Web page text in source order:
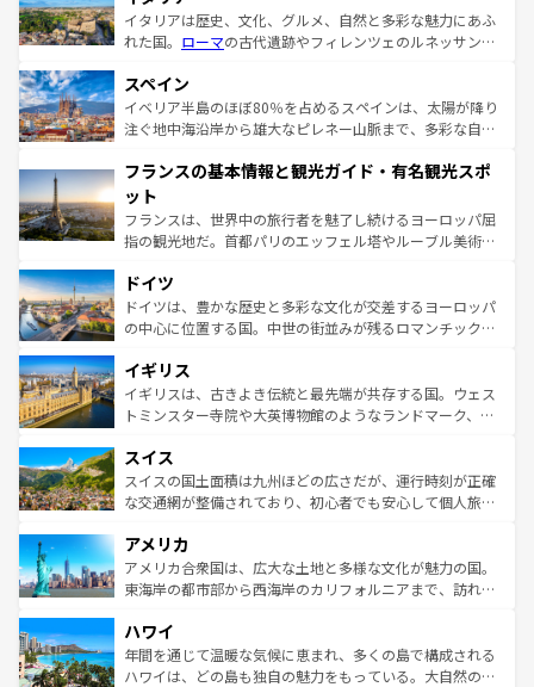
イタリアは歴史、文化、グルメ、自然と多彩な魅力にあふ
れた国。 ローマの古代遺跡やフィレンツェのルネッサンス
ろん、トスカーナの美しい田園風景やアマルフィ海岸の絶
景など、自然景観も見逃せない。観光の合間には、本場の
ピザやパスタなど、絶品のイタリア料理を堪能することも
ませてくれるイタリアで、忘れられない旅をしてみよう！
なお、新着のイタリア情報は
しい。
スペイン
イベリア半島のほぼ80％を占めるスペインは、太陽が降り
注ぐ地中海沿岸から雄大なピレネー山脈まで、多彩な自然
文化が根付くこの国では、情熱的なフラメンコ、熱気あふ
れる闘牛、そして美味しいタパスが生活の一部となってい
る。首都マドリードの洗練された雰囲気や、バルセロナの
アートに溢れた街角から、地方では古代ローマ遺跡や中世
せる。地方によって風土や気候が異なるスペインはその個
性で訪れる人を魅了する。 なお、新着のスペイン情報は コ
ンテンツ一覧を参照してほしい。
フランスの基本情報と観光ガイド・有名観光スポ
ット
フランスは、世界中の旅行者を魅了し続けるヨーロッパ屈
指の観光地だ。首都パリのエッフェル塔やルーブル美術館
で、幅広い魅力が詰まっている。華麗な宮殿、歴史的な大
聖堂、美しいビーチ、そして豊かな自然が、訪れる者を心
から魅了する。また、フランスは美食の国としても知ら
いる。シャンパンの発祥地であるランス、プロヴァンスの
香り高いラベンダー畑など、多彩な楽しみ方が可能だ。さ
らに、パリ以外の地域にも魅力が溢れており、どの街角に
れる地方に足を運ぶとそれぞれで全く異なる文化を体験で
きるだろう。 なお、新着のフランス情報はコンテンツ一覧
を参照してほしい。
ドイツ
ドイツは、豊かな歴史と多彩な文化が交差するヨーロッパ
の中心に位置する国。中世の街並みが残るロマンチック街
顔を持つこの国は、どこを歩いても飽きることがない。ベ
ルリンの文化的活気、バイエルン州のアルプスの絶景、そ
してライン川沿いのワイン畑といった風景は必見。ビール
は、お酒好きな人にはぜひ体験してほしい。 なお、新着の
ドイツ情報はコンテンツ一覧を参照してほしい。
イギリス
イギリスは、古きよき伝統と最先端が共存する国。ウェス
トミンスター寺院や大英博物館のようなランドマーク、歴
リアごとに異なる魅力がある。また、優雅なアフタヌーン
ティー、ビール好きにはたまらない英国パブ、サッカー観
戦など、本場だからこそできる体験も豊富。イギリスを旅
ンツ一覧を参照してほしい。
スイス
スイスの国土面積は九州ほどの広さだが、運行時刻が正確
な交通網が整備されており、初心者でも安心して個人旅行
の建物がそのまま残る町や、スイスならではのユニークな
博物館もあり、アルプス観光だけでなく町歩きも満喫する
ことができる。国民の所得が高いため物価も高いが、旅行
ば市内交通費無料で観光を楽しむこともできる。 なお、新
着のスイス情報はコンテンツ一覧 を参照してほしい。
アメリカ
アメリカ合衆国は、広大な土地と多様な文化が魅力の国。
東海岸の都市部から西海岸のカリフォルニアまで、訪れる
のような巨大都市は、観光、ショッピング、エンターテイ
ンメントが詰まった刺激的なスポットだ。一方、アメリカ
西部には大自然が広がり、グランドキャニオンやイエロー
ハワイ
年間を通じて温暖な気候に恵まれ、多くの島で構成される
ハワイは、どの島も独自の魅力をもっている。大自然の神